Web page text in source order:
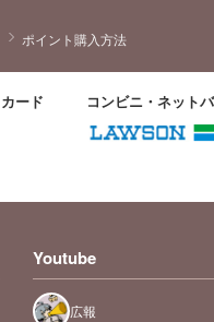
ポイント購入方法
ード コンビニ・ネット
Youtube
広報